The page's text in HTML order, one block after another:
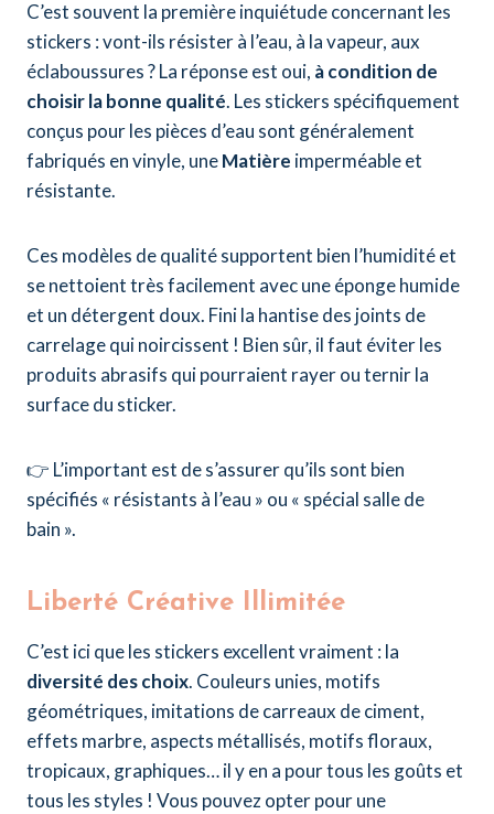
C’est souvent la première inquiétude concernant les
stickers : vont-ils résister à l’eau, à la vapeur, aux
éclaboussures ? La réponse est oui, à condition de
choisir la bonne qualité. Les stickers spécifiquement
conçus pour les pièces d’eau sont généralement
fabriqués en vinyle, uneMatière imperméable et
résistante.
Ces modèles de qualité supportent bien l’humidité et
se nettoient très facilement avec une éponge humide
et un détergent doux. Fini la hantise des joints de
carrelage qui noircissent ! Bien sûr, il faut éviter les
produits abrasifs qui pourraient rayer ou ternir la
surface du sticker.
👉 L’important est de s’assurer qu’ils sont bien
spécifiés « résistants à l’eau » ou « spécial salle de
bain ».
Liberté Créative Illimitée
C’est ici que les stickers excellent vraiment : la
diversité des choix. Couleurs unies, motifs
géométriques, imitations de carreaux de ciment,
effets marbre, aspects métallisés, motifs floraux,
tropicaux, graphiques… il y en a pour tous les goûts et
tous les styles ! Vous pouvez opter pour une